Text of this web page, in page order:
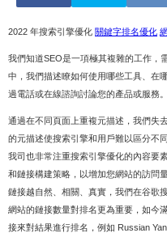
2022 年搜索引擎優化 關鍵字排名優化
我們知道SEO是一項極其複雜的工作，
中，我們描述瞭如何使用哪些工具、在
過電話或在線諮詢討論您的產品或服務。
通過在不同頁面上重複元描述，我們失
的元描述使搜索引擎和用戶難以區分不
我司也非常注重搜索引擎優化的內容要
和鏈接構建策略，以增加您網站的訪問
鏈接越自然、相關、真實，我們在谷歌
網站的鏈接數量對排名更為重要，如今
接來對結果進行排名，例如 Russian